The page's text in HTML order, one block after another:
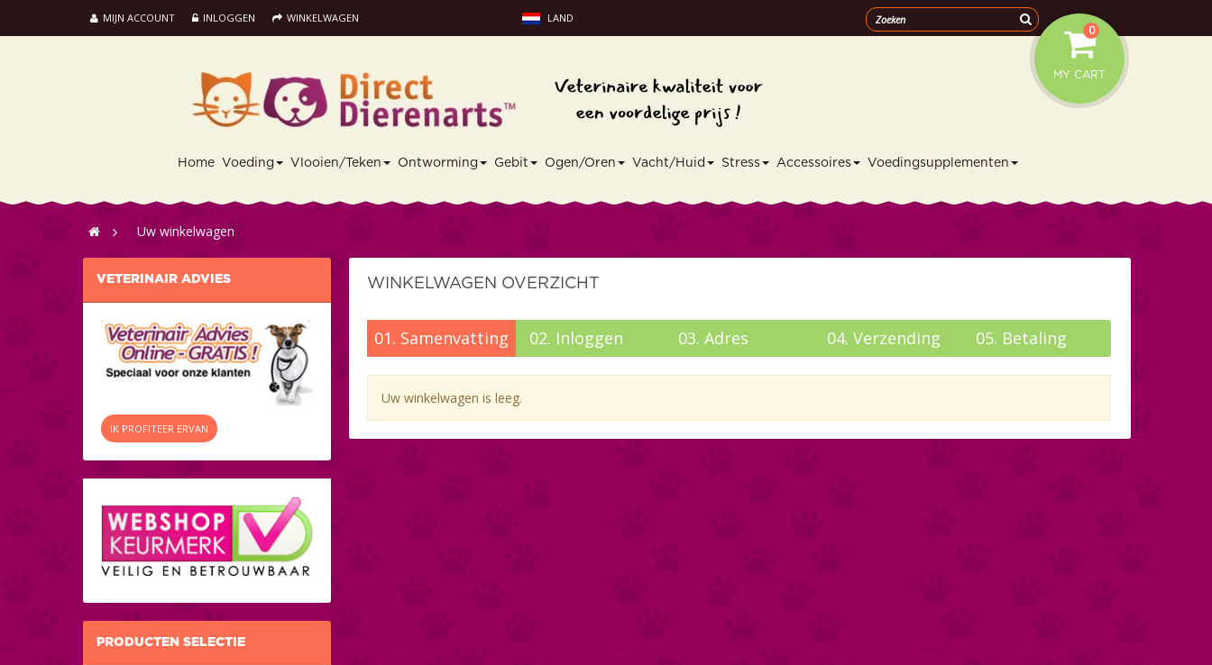
MIJN ACCOUNT INLOGGEN WINKELWAGEN LAND
MY CART
0
Home Voeding Vlooien/Teken Ontworming Gebit Ogen/Oren Vacht/Huid Stress Accessoires Voedingsupplementen
> Uw winkelwagen
VETERINAIR ADVIES
IK PROFITEER ERVAN
PRODUCTEN SELECTIE
WINKELWAGEN OVERZICHT
01. Samenvatting 02. Inloggen 03. Adres 04. Verzending 05. Betaling
Uw winkelwagen is leeg.